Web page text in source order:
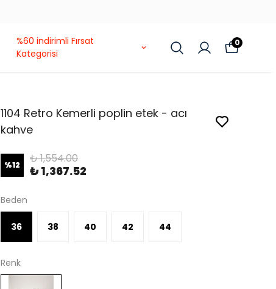
%60 indirimli Fırsat
Kategorisi
0
1104 Retro Kemerli poplin etek - acı
kahve
%12 ₺ 1,554.00
₺ 1,367.52
Beden
36 38 40 42 44
Renk